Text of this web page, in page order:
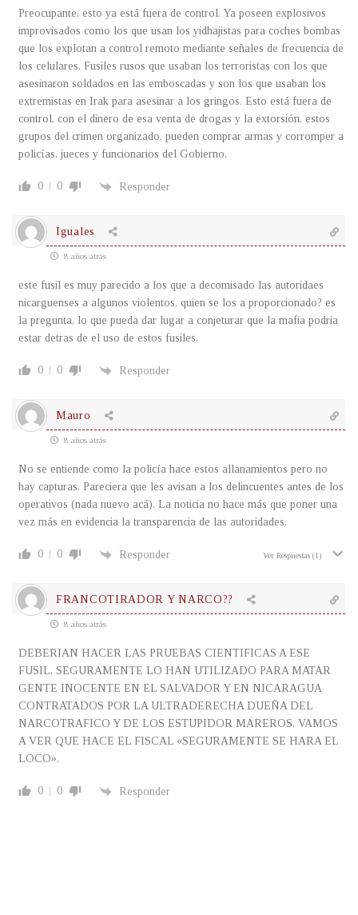
Preocupante, esto ya está fuera de control. Ya poseen explosivos
improvisados como los que usan los yidhajistas para coches bombas
que los explotan a control remoto mediante señales de frecuencia de
los celulares. Fusiles rusos que usaban los terroristas con los que
asesinaron soldados en las emboscadas y son los que usaban los
extremistas en Irak para asesinar a los gringos. Esto está fuera de
control, con el dinero de esa venta de drogas y la extorsión, estos
grupos del crimen organizado, pueden comprar armas y corromper a
policías, jueces y funcionarios del Gobierno.
0 0 Responder
Iguales
8 años atrás
este fusil es muy parecido a los que a decomisado las autoridaes
nicarguenses a algunos violentos, quien se los a proporcionado? es
la pregunta, lo que pueda dar lugar a conjeturar que la mafia podria
estar detras de el uso de estos fusiles.
0 0 Responder
Mauro
8 años atrás
No se entiende como la policía hace estos allanamientos pero no
hay capturas. Pareciera que les avisan a los delincuentes antes de los
operativos (nada nuevo acá). La noticia no hace más que poner una
vez más en evidencia la transparencia de las autoridades.
0 0 Responder Ver Respuestas (1)
FRANCOTIRADOR Y NARCO??
8 años atrás
DEBERIAN HACER LAS PRUEBAS CIENTIFICAS A ESE
FUSIL, SEGURAMENTE LO HAN UTILIZADO PARA MATAR
GENTE INOCENTE EN EL SALVADOR Y EN NICARAGUA
CONTRATADOS POR LA ULTRADERECHA DUEÑA DEL
NARCOTRAFICO Y DE LOS ESTUPIDOR MAREROS. VAMOS
A VER QUE HACE EL FISCAL «SEGURAMENTE SE HARA EL
LOCO».
0 0 Responder